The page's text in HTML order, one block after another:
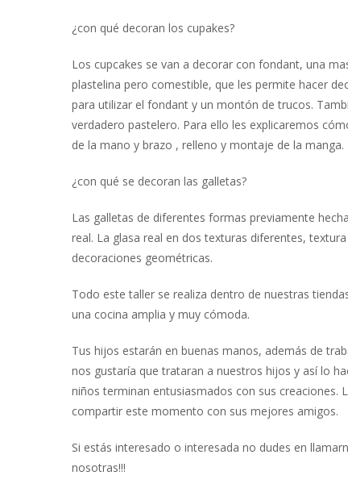
¿con qué decoran los cupakes?
Los cupcakes se van a decorar con fondant, una
plastelina pero comestible, que les permite hacer
para utilizar el fondant y un montón de trucos.
verdadero pastelero. Para ello les explicaremos
de la mano y brazo , relleno y montaje de la
¿con qué se decoran las galletas?
Las galletas de diferentes formas previamente
real. La glasa real en dos texturas diferentes,
decoraciones geométricas.
Todo este taller se realiza dentro de nuestras
una cocina amplia y muy cómoda.
Tus hijos estarán en buenas manos, además de
nos gustaría que trataran a nuestros hijos y así lo
niños terminan entusiasmados con sus creaciones.
compartir este momento con sus mejores amigos.
Si estás interesado o interesada no dudes en
nosotras!!!